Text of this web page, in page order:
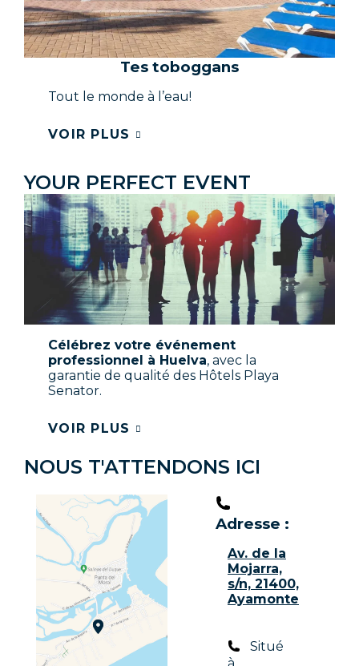
Tes toboggans
Tout le monde à l’eau!
VOIR PLUS
YOUR PERFECT EVENT
Célébrez votre événement
professionnel à Huelva, avec la
garantie de qualité des Hôtels Playa
Senator.
VOIR PLUS
NOUS T'ATTENDONS ICI
Adresse :
Av. de la
Mojarra,
s/n, 21400,
Ayamonte
Situé